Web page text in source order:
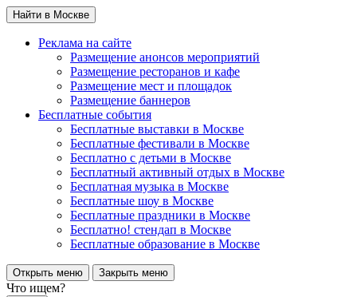
Найти в Москве
Реклама на сайте
Размещение анонсов мероприятий
Размещение ресторанов и кафе
Размещение мест и площадок
Размещение баннеров
Бесплатные события
Бесплатные выставки в Москве
Бесплатные фестивали в Москве
Бесплатно с детьми в Москве
Бесплатный активный отдых в Москве
Бесплатная музыка в Москве
Бесплатные шоу в Москве
Бесплатные праздники в Москве
Бесплатно! стендап в Москве
Бесплатные образование в Москве
Открыть меню Закрыть меню
Что ищем?